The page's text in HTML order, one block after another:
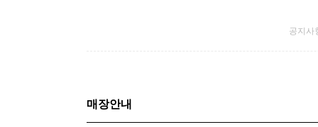
공지
매장안내